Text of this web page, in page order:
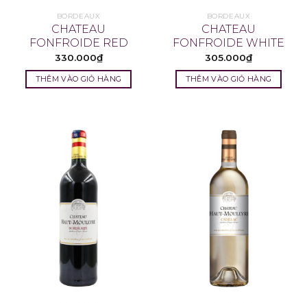
BORDEAUX
CHATEAU
FONFROIDE RED
330.000₫
THÊM VÀO GIỎ HÀNG
BORDEAUX
CHATEAU
FONFROIDE WHITE
305.000₫
THÊM VÀO GIỎ HÀNG